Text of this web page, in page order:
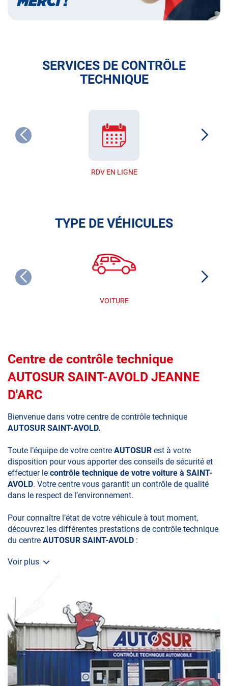
SERVICES DE CONTRÔLE
TECHNIQUE
RDV EN LIGNE
TYPE DE VÉHICULES
VOITURE
Centre de contrôle technique
AUTOSUR SAINT-AVOLD JEANNE
D'ARC
Bienvenue dans votre centre de contrôle technique
AUTOSUR SAINT-AVOLD.
Toute l’équipe de votre centre AUTOSUR est à votre
disposition pour vous apporter des conseils de sécurité et
effectuer le contrôle technique de votre voiture à SAINT-
AVOLD. Votre centre vous garantit un contrôle de qualité
dans le respect de l’environnement.
Pour connaître l’état de votre véhicule à tout moment,
découvrez les différentes prestations de contrôle technique
du centre AUTOSUR SAINT-AVOLD :
• le contrôle technique obligatoire
• le contrôle pollution
• le contrôle des véhicules hybrides ou électriques
• le contrôle technique des véhicules GPL/Gaz*
• le pré-contrôle contrôle technique ou contrôle technique
Voir plus